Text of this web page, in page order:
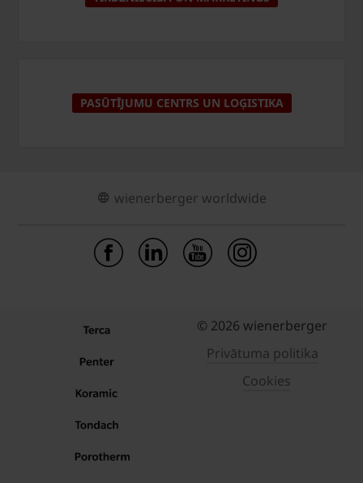
PASŪTĪJUMU CENTRS UN LOĢISTIKA
wienerberger worldwide
© 2026 wienerberger
Privātuma politika
Cookies